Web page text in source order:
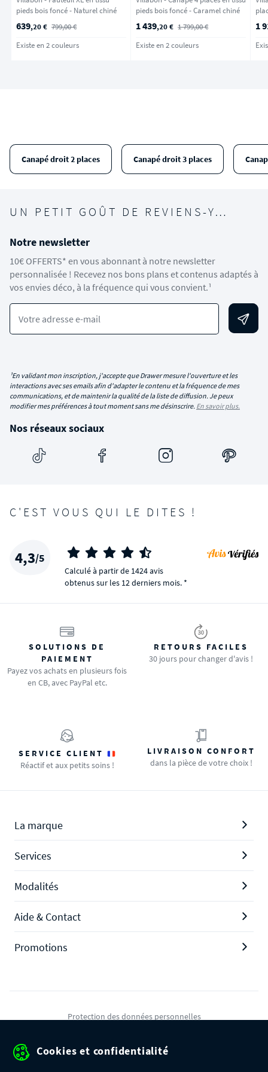
pieds bois foncé - Naturel chiné
639,20 € 799,00 €
Existe en 2 couleurs
pieds bois foncé - Caramel chiné
1 439,20 € 1 799,00 €
Existe en 2 couleurs
1
Canapé droit 2 places Canapé droit 3 places
UN PETIT GOÛT DE REVIENS-Y…
Notre newsletter
10€ OFFERTS* en vous abonnant à notre newsletter
personnalisée ! Recevez nos bons plans et contenus adaptés à
vos envies déco, à la fréquence qui vous convient.¹
Votre adresse e-mail
¹En validant mon inscription, j'accepte que Drawer mesure l'ouverture et les
interactions avec ses emails afin d'adapter le contenu et la fréquence de mes
communications, et de maintenir la qualité de la liste de diffusion. Je peux
modifier mes préférences à tout moment sans me désinscrire. En savoir plus.
Nos réseaux sociaux
C'EST VOUS QUI LE DITES !
4,3/5
Calculé à partir de 1424 avis
obtenus sur les 12 derniers mois. *
SOLUTIONS DE
PAIEMENT
Payez vos achats en plusieurs fois
en CB, avec PayPal etc.
RETOURS FACILES
30 jours pour changer d'avis !
SERVICE CLIENT
Réactif et aux petits soins !
LIVRAISON CONFORT
dans la pièce de votre choix !
La marque
Services
Modalités
Aide & Contact
Promotions
Protection des données personnelles
Cookies et confidentialité